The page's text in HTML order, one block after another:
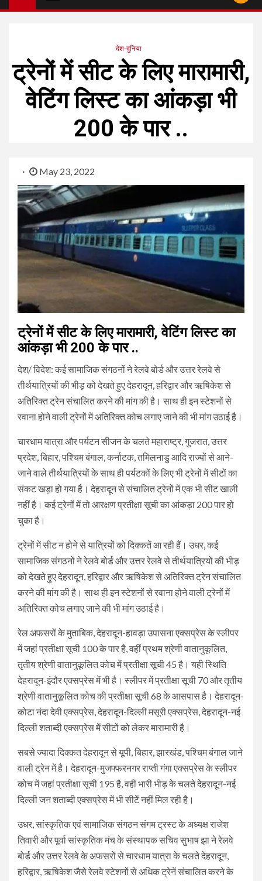
देश-दुनिया
ट्रेनों में सीट के लिए मारामारी,
वेटिंग लिस्ट का आंकड़ा भी
200 के पार ..
May 23, 2022
ट्रेनों में सीट के लिए मारामारी, वेटिंग लिस्ट का
आंकड़ा भी 200 के पार ..
देश/ विदेश: कई सामाजिक संगठनों ने रेलवे बोर्ड और उत्तर रेलवे से
तीर्थयात्रियों की भीड़ को देखते हुए देहरादून, हरिद्वार और ऋषिकेश से
अतिरिक्त ट्रेन संचालित करने की मांग की है। साथ ही इन स्टेशनों से
रवाना होने वाली ट्रेनों में अतिरिक्त कोच लगाए जाने की भी मांग उठाई है।
चारधाम यात्रा और पर्यटन सीजन के चलते महाराष्ट्र, गुजरात, उत्तर
प्रदेश, बिहार, पश्चिम बंगाल, कर्नाटक, तमिलनाडु आदि राज्यों से आने-
जाने वाले तीर्थयात्रियों के साथ ही पर्यटकों के लिए भी ट्रेनों में सीटों का
संकट खड़ा हो गया है। देहरादून से संचालित ट्रेनों में एक भी सीट खाली
नहीं है। कई ट्रेनों में तो आरक्षण प्रतीक्षा सूची का आंकड़ा 200 पार हो
चुका है।
ट्रेनों में सीट न होने से यात्रियों को दिक्कतें आ रही हैं। उधर, कई
सामाजिक संगठनों ने रेलवे बोर्ड और उत्तर रेलवे से तीर्थयात्रियों की भीड़
को देखते हुए देहरादून, हरिद्वार और ऋषिकेश से अतिरिक्त ट्रेन संचालित
करने की मांग की है। साथ ही इन स्टेशनों से रवाना होने वाली ट्रेनों में
अतिरिक्त कोच लगाए जाने की भी मांग उठाई है।
रेल अफसरों के मुताबिक, देहरादून-हावड़ा उपासना एक्सप्रेस के स्लीपर
में जहां प्रतीक्षा सूची 100 के पार है, वहीं प्रथम श्रेणी वातानुकूलित,
तृतीय श्रेणी वातानुकूलित कोच में प्रतीक्षा सूची 45 है। यही स्थिति
देहरादून-इंदौर एक्सप्रेस में भी है। स्लीपर में प्रतीक्षा सूची 70 और तृतीय
श्रेणी वातानुकूलित कोच की प्रतीक्षा सूची 68 के आसपास है। देहरादून-
कोटा नंदा देवी एक्सप्रेस, देहरादून-दिल्ली मसूरी एक्सप्रेस, देहरादून-नई
दिल्ली शताब्दी एक्सप्रेस में सीटों को लेकर मारामारी है।
सबसे ज्यादा दिक्कत देहरादून से यूपी, बिहार, झारखंड, पश्चिम बंगाल जाने
वाली ट्रेन में है। देहरादून-मुजफ्फरनगर राप्ती गंगा एक्सप्रेस के स्लीपर
कोच में जहां प्रतीक्षा सूची 195 है, वहीं भारी भीड़ के चलते देहरादून-नई
दिल्ली जन शताब्दी एक्सप्रेस में भी सीटें नहीं मिल रही है।
उधर, सांस्कृतिक एवं सामाजिक संगठन संगम ट्रस्ट के अध्यक्ष राजेश
तिवारी और पूर्वा सांस्कृतिक मंच के संस्थापक सचिव सुभाष झा ने रेलवे
बोर्ड और उत्तर रेलवे के अफसरों से चारधाम यात्रा के चलते देहरादून,
हरिद्वार, ऋषिकेश जैसे रेलवे स्टेशनों से अधिक ट्रेनें संचालित करने के